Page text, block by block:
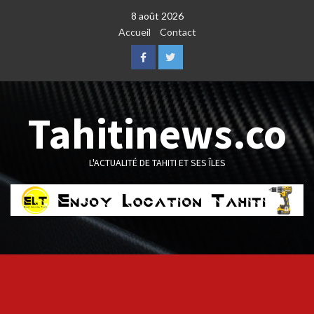
8 août 2026
Accueil
Contact
FacebookTwitter
Tahitinews.co
L'ACTUALITÉ DE TAHITI ET SES ÎLES